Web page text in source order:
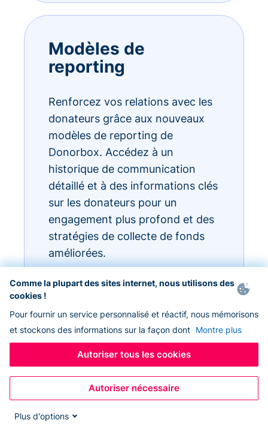
Modèles de
reporting
Renforcez vos relations avec les
donateurs grâce aux nouveaux
modèles de reporting de
Donorbox. Accédez à un
historique de communication
détaillé et à des informations clés
sur les donateurs pour un
engagement plus profond et des
stratégies de collecte de fonds
améliorées.
Comme la plupart des sites internet, nous utilisons des
cookies !
Pour fournir un service personnalisé et réactif, nous mémorisons
et stockons des informations sur la façon dont Montre plus
Autoriser tous les cookies
Autoriser nécessaire
Plus d'options